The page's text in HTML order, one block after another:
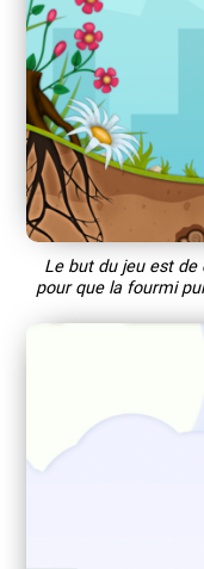
Le but du jeu est
pour que la fourmi